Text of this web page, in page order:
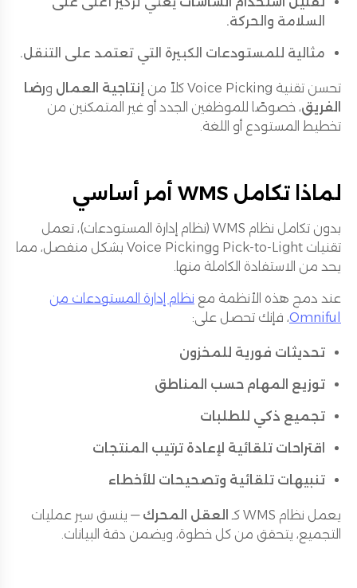
السلامة والحركة.
مثالية للمستودعات الكبيرة التي تعتمد على التنقل.
تحسن تقنية Voice Picking كلاً من إنتاجية العمال ورضا
الفريق، خصوصًا للموظفين الجدد أو غير المتمكنين من
تخطيط المستودع أو اللغة.
لماذا تكامل WMS أمر أساسي
بدون تكامل نظام WMS (نظام إدارة المستودعات)، تعمل
تقنيات Pick-to-Light وVoice Picking بشكل منفصل، مما
يحد من الاستفادة الكاملة منها.
عند دمج هذه الأنظمة مع نظام إدارة المستودعات من
Omniful، فإنك تحصل على:
تحديثات فورية للمخزون
توزيع المهام حسب المناطق
تجميع ذكي للطلبات
اقتراحات تلقائية لإعادة ترتيب المنتجات
تنبيهات تلقائية وتصحيحات للأخطاء
يعمل نظام WMS كـ العقل المحرك — ينسق سير عمليات
التجميع، يتحقق من كل خطوة، ويضمن دقة البيانات.